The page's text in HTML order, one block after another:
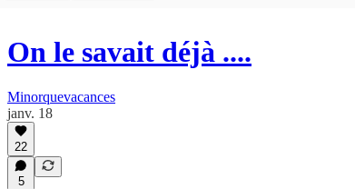
On le savait déjà ....
Minorquevacances
janv. 18
22
5